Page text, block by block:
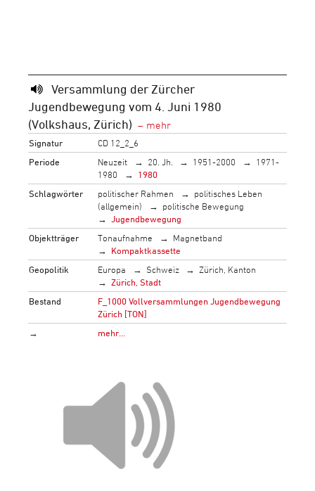
Versammlung der Zürcher
Jugendbewegung vom 4. Juni 1980
(Volkshaus, Zürich)
Signatur
CD 12_2_6
Periode
Neuzeit 20. Jh. 1951-2000
1971-
1980
1980
Schlagwörter
politischer Rahmen
politisches Leben
(allgemein)
politische Bewegung
Jugendbewegung
Objektträger
Tonaufnahme
Magnetband
Kompaktkassette
Geopolitik
Europa Schweiz
Zürich, Kanton
Zürich, Stadt
Bestand
F_1000 Vollversammlungen Jugendbewegung
Zürich [TON]
→
mehr…